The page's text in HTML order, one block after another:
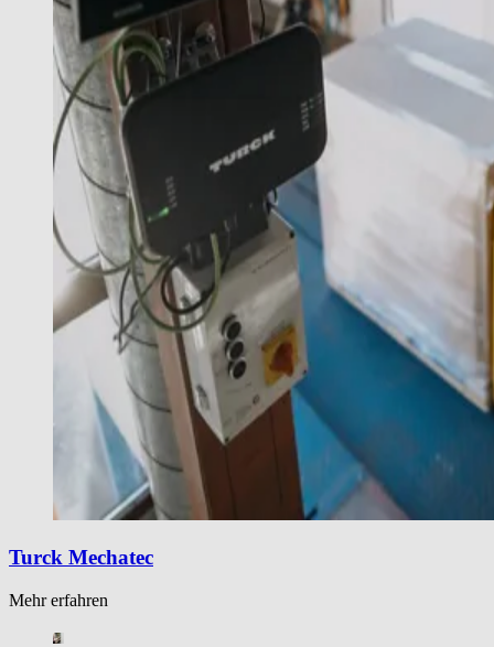
Turck Mechatec
Mehr erfahren